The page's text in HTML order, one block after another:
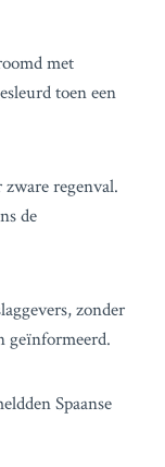
met
toen een
regenval.
de
zonder
geïnformeerd.
Spaanse